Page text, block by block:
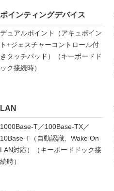
ポインティングデバイス
デュアルポイント（アキュポイン
ト+ジェスチャーコントロール付
きタッチパッド）（キーボードド
ック接続時）
LAN
1000Base-T／100Base-TX／
10Base-T（自動認識、Wake On
LAN対応）（キーボードドック接
続時）